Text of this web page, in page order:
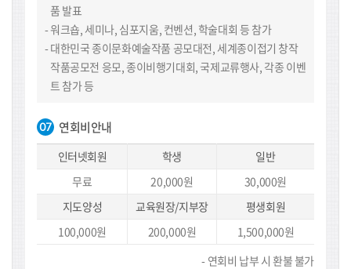
품 발표
워크숍, 세미나, 심포지움, 컨벤션, 학술대회 등 참가
대한민국 종이문화예술작품 공모대전, 세계종이접기 창작
작품공모전 응모, 종이비행기대회, 국제교류행사, 각종 이벤
트 참가 등
연회비안내
인터넷회원 학생
일반
무료
20,000원
30,000원
지도양성
교육원장/지부장
평생회원
100,000원
200,000원
1,500,000원
연회비 납부 시 환불 불가